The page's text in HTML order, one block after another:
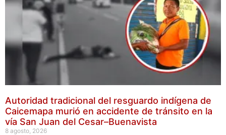
Autoridad tradicional del resguardo indígena de
Caicemapa murió en accidente de tránsito en la
vía San Juan del Cesar–Buenavista
8 agosto, 2026